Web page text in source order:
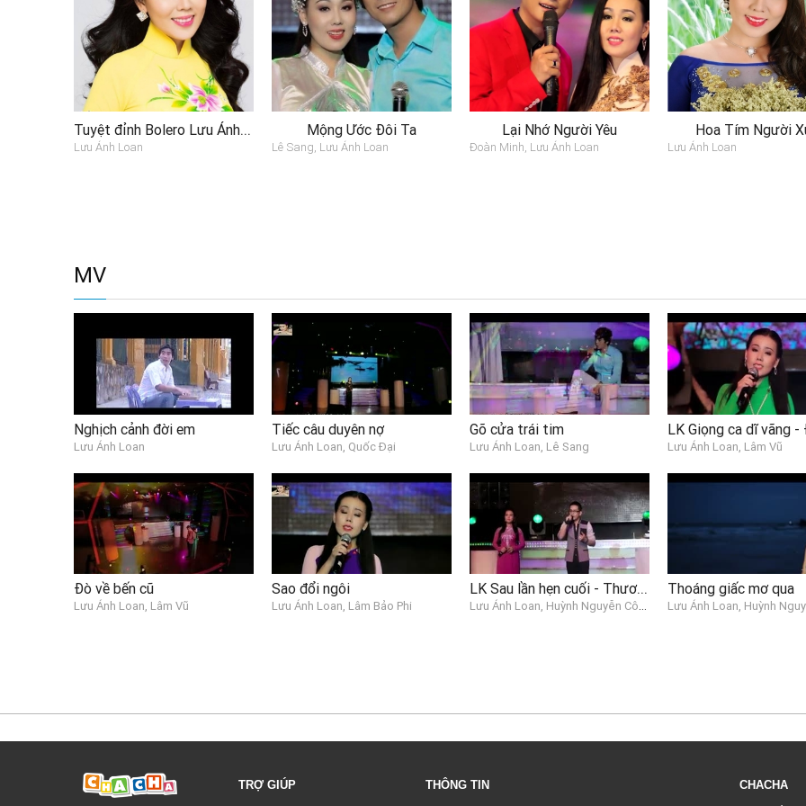
Tuyệt đỉnh Bolero Lưu Ánh Loan 2017
Lưu Ánh Loan
Mộng Ước Đôi Ta
Lê Sang, Lưu Ánh Loan
Lại Nhớ Người Yêu
Đoàn Minh, Lưu Ánh Loan
Hoa Tím Người
Lưu Ánh Loan
MV
Nghịch cảnh đời em
Lưu Ánh Loan
Tiếc câu duyên nợ
Lưu Ánh Loan, Quốc Đại
Gõ cửa trái tim
Lưu Ánh Loan, Lê Sang Lưu Ánh Loan, Lâm Vũ
Đò về bến cũ
Lưu Ánh Loan, Lâm Vũ
Sao đổi ngôi
Lưu Ánh Loan, Lâm Bảo Phi
LK Sau lần hẹn cuối - Thương tình nhân
Lưu Ánh Loan, Huỳnh Nguyễn Công Bằng, Dương Hồng Loan, Lê Sang
Thoáng giấc mơ qua
TRỢ GIÚP
THÔNG TIN
CHACHA